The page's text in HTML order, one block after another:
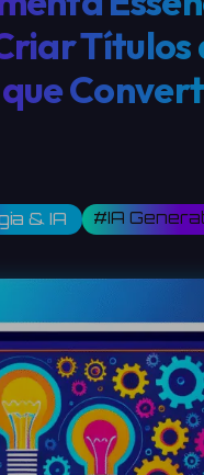
Títulos
& IA #IA